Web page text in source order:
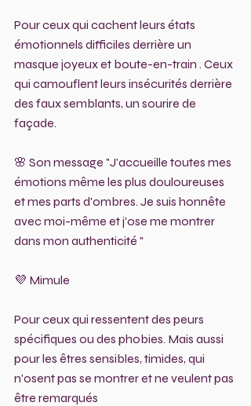
Pour ceux qui cachent leurs états
émotionnels difficiles derrière un
masque joyeux et boute-en-train . Ceux
qui camouflent leurs insécurités derrière
des faux semblants, un sourire de
façade.
🌸 Son message "J'accueille toutes mes
émotions même les plus douloureuses
et mes parts d'ombres. Je suis honnête
avec moi-même et j'ose me montrer
dans mon authenticité "
💜 Mimule
Pour ceux qui ressentent des peurs
spécifiques ou des phobies. Mais aussi
pour les êtres sensibles, timides, qui
n'osent pas se montrer et ne veulent pas
être remarqués